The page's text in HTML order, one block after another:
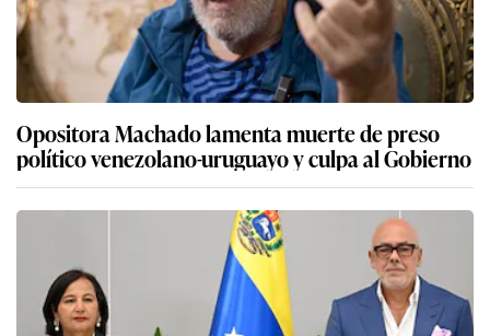
Opositora Machado lamenta muerte de preso
político venezolano-uruguayo y culpa al Gobierno